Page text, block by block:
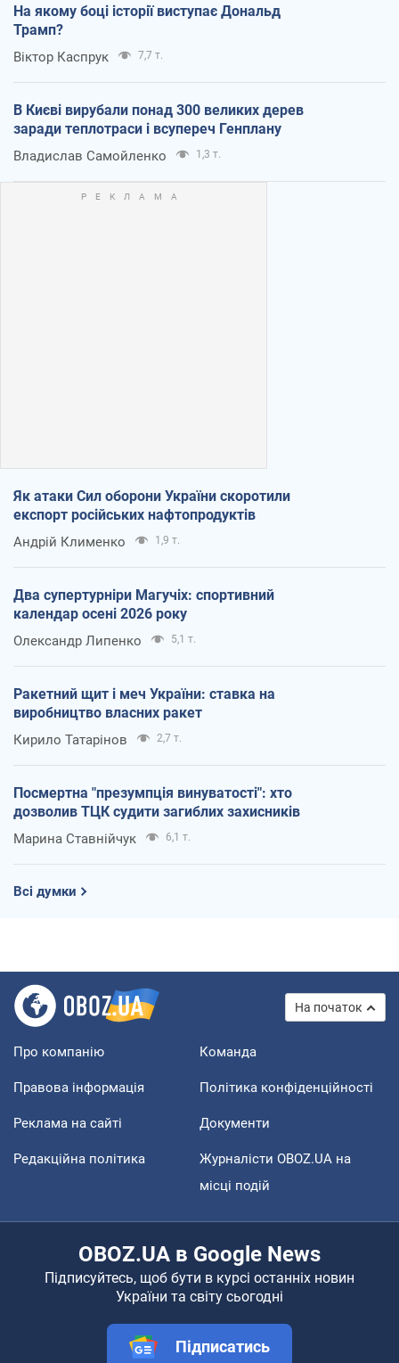
На якому боці історії виступає Дональд
Трамп?
Віктор Каспрук 7,7 т.
В Києві вирубали понад 300 великих дерев
заради теплотраси і всупереч Генплану
Владислав Самойленко 1,3 т.
Як атаки Сил оборони України скоротили
експорт російських нафтопродуктів
Андрій Клименко 1,9 т.
Два супертурніри Магучіх: спортивний
календар осені 2026 року
Олександр Липенко 5,1 т.
Ракетний щит і меч України: ставка на
виробництво власних ракет
Кирило Татарінов 2,7 т.
Посмертна "презумпція винуватості": хто
дозволив ТЦК судити загиблих захисників
Марина Ставнійчук 6,1 т.
Всі думки
На початок
Про компанію Команда
Правова інформація Політика конфіденційності
Реклама на сайті Документи
Редакційна політика
Журналісти OBOZ.UA на
місці подій
OBOZ.UA в Google News
Підписуйтесь, щоб бути в курсі останніх новин
України та світу сьогодні
Підписатись